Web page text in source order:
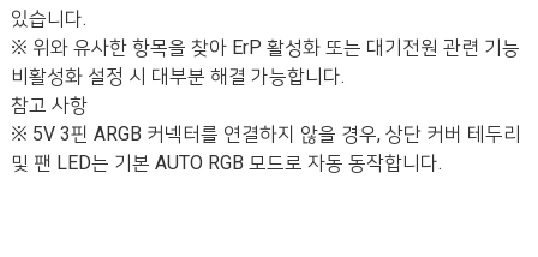
있습니다.
※ 위와 유사한 항목을 찾아 ErP 활성화 또는 대기전원 관련 기능
비활성화 설정 시 대부분 해결 가능합니다.
참고 사항
※ 5V 3핀 ARGB 커넥터를 연결하지 않을 경우, 상단 커버 테두리
및 팬 LED는 기본 AUTO RGB 모드로 자동 동작합니다.